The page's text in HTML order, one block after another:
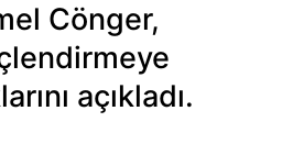
Cönger,
açıkladı.